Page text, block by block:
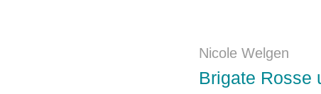
Nicole Welgen
Brigate Rosse